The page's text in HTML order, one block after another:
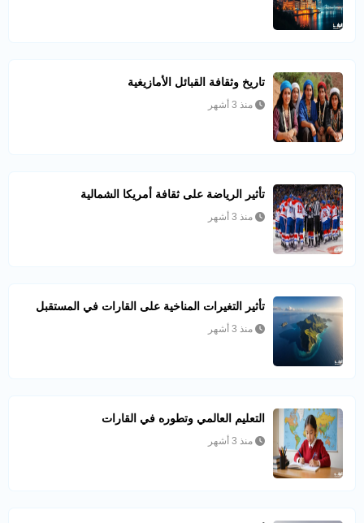
تاريخ وثقافة القبائل الأمازيغية
منذ 3 أشهر
تأثير الرياضة على ثقافة أمريكا الشمالية
منذ 3 أشهر
تأثير التغيرات المناخية على القارات في المستقبل
منذ 3 أشهر
التعليم العالمي وتطوره في القارات
منذ 3 أشهر